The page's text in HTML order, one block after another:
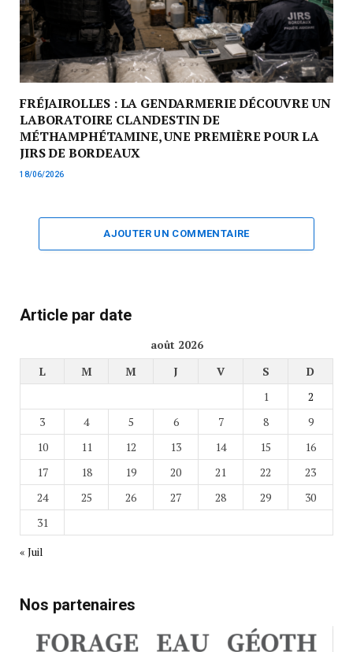
FRÉJAIROLLES : LA GENDARMERIE DÉCOUVRE UN
LABORATOIRE CLANDESTIN DE
MÉTHAMPHÉTAMINE, UNE PREMIÈRE POUR LA
JIRS DE BORDEAUX
18/06/2026
AJOUTER UN COMMENTAIRE
Article par date
août 2026
L
M M J V S
D
1
2
3
4 5 6 7 8
9
10
11 12 13 14 15
16
17
18 19 20 21 22
23
24
25 26 27 28 29
30
31
« Juil
Nos partenaires